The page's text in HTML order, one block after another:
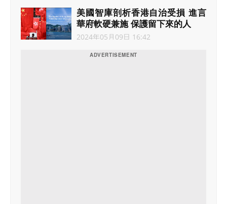
美國智庫剖析香港自治受損 進言
華府軟硬兼施 保護留下來的人
2024年05月09日 16:42